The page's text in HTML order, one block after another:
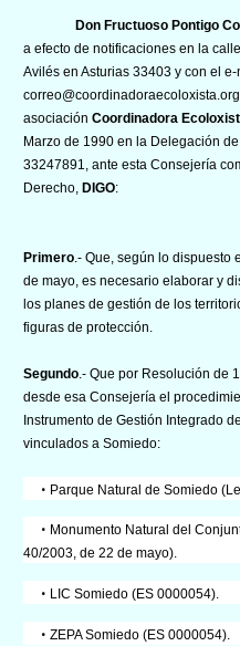
Don Fructuoso Pontigo
a efecto de notificaciones en la
Avilés en Asturias 33403 y con el e-
asociación Coordinadora
Marzo de 1990 en la Delegación
33247891, ante esta Consejería
Derecho, DIGO:
Primero .- Que, según lo dispuesto
de mayo, es necesario elaborar y
los planes de gestión de los
figuras de protección.
Segundo .- Que por Resolución de
desde esa Consejería el
Instrumento de Gestión Integrado
vinculados a Somiedo:
• Parque Natural de Somiedo
• Monumento Natural del
40/2003, de 22 de mayo).
• LIC Somiedo (ES 0000054).
• ZEPA Somiedo (ES 0000054).